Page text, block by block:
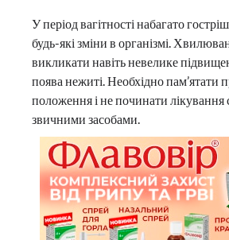
У період вагітності набагато
будь-які зміни в організмі.
викликати навіть невелике
поява нежиті. Необхідно пам’ятати
положення і не починати лікування
звичними засобами.